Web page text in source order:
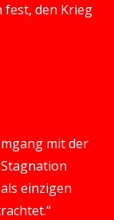
fest, den Krieg
mit der
einzigen